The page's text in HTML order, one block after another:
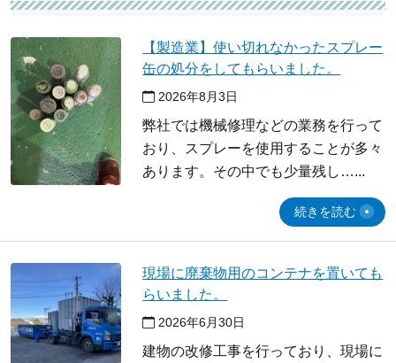
プ
【製造業】使い切れなかったスプレー
缶の処分をしてもらいました。
2026年8月3日
弊社では機械修理などの業務を行って
おり、スプレーを使用することが多々
あります。その中でも少量残し…
続きを読む
現場に廃棄物用のコンテナを置いても
らいました。
2026年6月30日
建物の改修工事を行っており、現場に